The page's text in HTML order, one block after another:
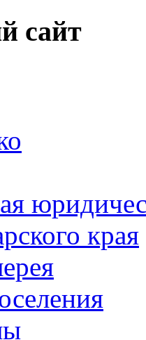
сайт
края